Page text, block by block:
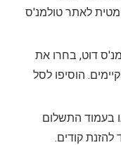
לאתר טולמנ'ס
דוט, בחרו את
הוסיפו לסל
בעמוד התשלום
קודים.